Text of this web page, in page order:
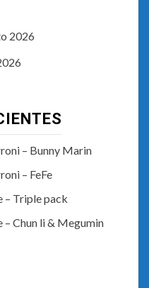
2026
– Bunny Marin
– FeFe
– Triple pack
– Chun li & Megumin